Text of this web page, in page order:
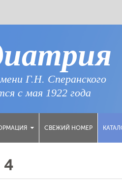
Г.Н. Сперанского
с мая 1922 года
СВЕЖИЙ НОМЕР
4